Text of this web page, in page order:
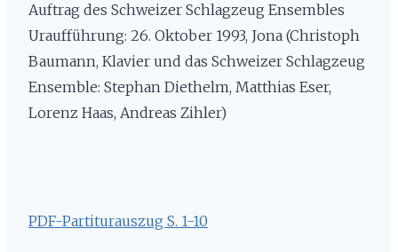
Auftrag des Schweizer Schlagzeug Ensembles
Uraufführung: 26. Oktober 1993, Jona (Christoph
Baumann, Klavier und das Schweizer Schlagzeug
Ensemble: Stephan Diethelm, Matthias Eser,
Lorenz Haas, Andreas Zihler)
PDF-Partiturauszug S. 1-10